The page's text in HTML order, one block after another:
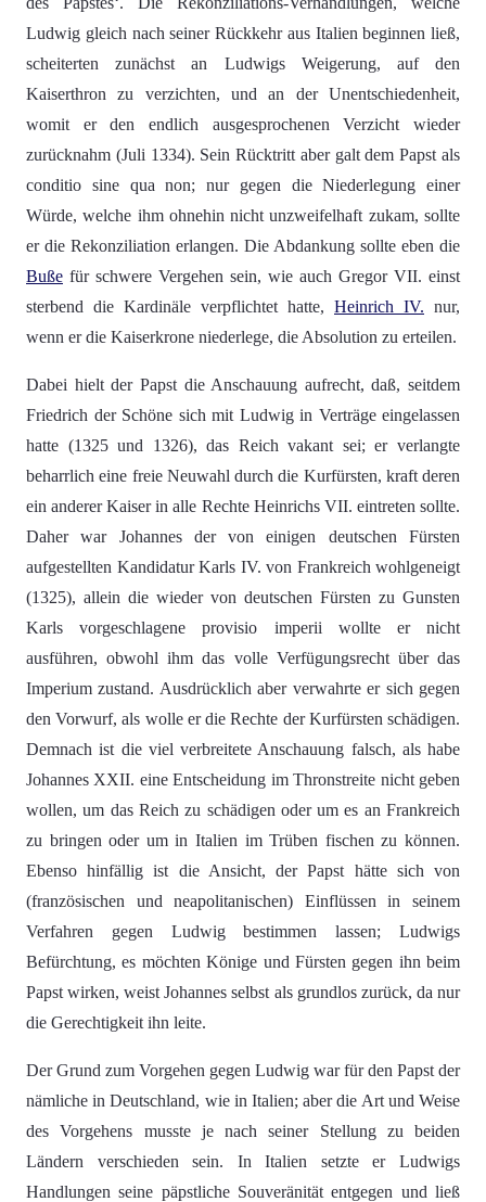
Ludwig gleich nach seiner Rückkehr aus Italien beginnen ließ,
scheiterten zunächst an Ludwigs Weigerung, auf den
Kaiserthron zu verzichten, und an der Unentschiedenheit,
womit er den endlich ausgesprochenen Verzicht wieder
zurücknahm (Juli 1334). Sein Rücktritt aber galt dem Papst als
conditio sine qua non; nur gegen die Niederlegung einer
Würde, welche ihm ohnehin nicht unzweifelhaft zukam, sollte
er die Rekonziliation erlangen. Die Abdankung sollte eben die
Buße für schwere Vergehen sein, wie auch Gregor VII. einst
sterbend die Kardinäle verpflichtet hatte, Heinrich IV. nur,
wenn er die Kaiserkrone niederlege, die Absolution zu erteilen.
Dabei hielt der Papst die Anschauung aufrecht, daß, seitdem
Friedrich der Schöne sich mit Ludwig in Verträge eingelassen
hatte (1325 und 1326), das Reich vakant sei; er verlangte
beharrlich eine freie Neuwahl durch die Kurfürsten, kraft deren
ein anderer Kaiser in alle Rechte Heinrichs VII. eintreten sollte.
Daher war Johannes der von einigen deutschen Fürsten
aufgestellten Kandidatur Karls IV. von Frankreich wohlgeneigt
(1325), allein die wieder von deutschen Fürsten zu Gunsten
Karls vorgeschlagene provisio imperii wollte er nicht
ausführen, obwohl ihm das volle Verfügungsrecht über das
Imperium zustand. Ausdrücklich aber verwahrte er sich gegen
den Vorwurf, als wolle er die Rechte der Kurfürsten schädigen.
Demnach ist die viel verbreitete Anschauung falsch, als habe
Johannes XXII. eine Entscheidung im Thronstreite nicht geben
wollen, um das Reich zu schädigen oder um es an Frankreich
zu bringen oder um in Italien im Trüben fischen zu können.
Ebenso hinfällig ist die Ansicht, der Papst hätte sich von
(französischen und neapolitanischen) Einflüssen in seinem
Verfahren gegen Ludwig bestimmen lassen; Ludwigs
Befürchtung, es möchten Könige und Fürsten gegen ihn beim
Papst wirken, weist Johannes selbst als grundlos zurück, da nur
die Gerechtigkeit ihn leite.
Der Grund zum Vorgehen gegen Ludwig war für den Papst der
nämliche in Deutschland, wie in Italien; aber die Art und Weise
des Vorgehens musste je nach seiner Stellung zu beiden
Ländern verschieden sein. In Italien setzte er Ludwigs
Handlungen seine päpstliche Souveränität entgegen und ließ